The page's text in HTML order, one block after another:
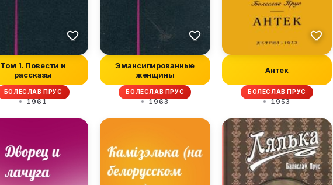
Том 1. Повести и
рассказы
БОЛЕСЛАВ ПРУС
1961
Эмансипированные
женщины
БОЛЕСЛАВ ПРУС
1963
Антек
БОЛЕСЛАВ ПРУС
1953